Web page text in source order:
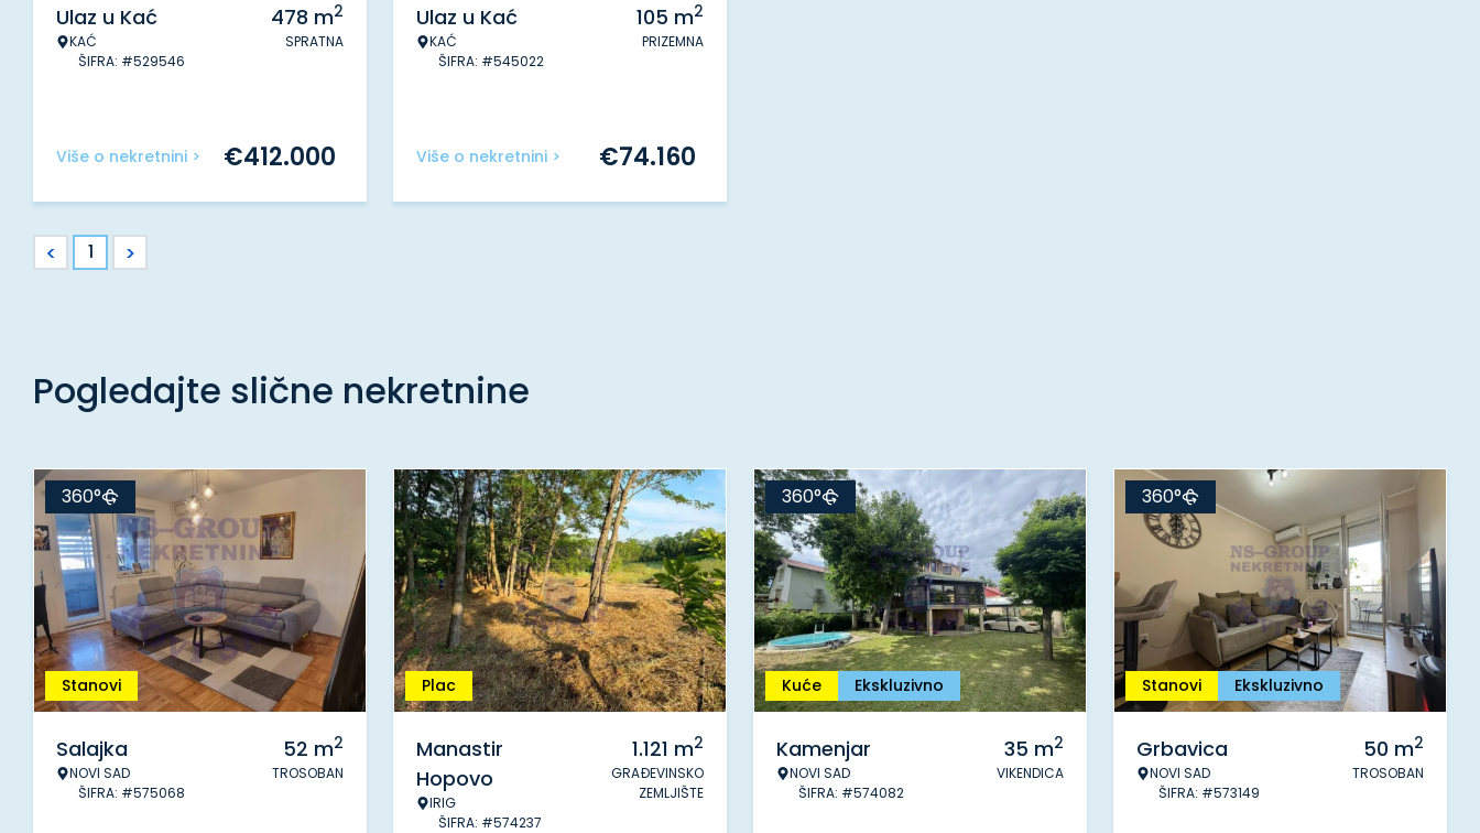
Ulaz u Kać
KAĆ
ŠIFRA: #529546
478 m2
SPRATNA
Više o nekretnini > €412.000
Ulaz u Kać
KAĆ
ŠIFRA: #545022
105 m2
PRIZEMNA
Više o nekretnini > €74.160
< 1 >
Pogledajte slične nekretnine
Stanovi
360°
Salajka
NOVI SAD
ŠIFRA: #575068
52 m2
TROSOBAN
Plac
Manastir
Hopovo
IRIG
ŠIFRA: #574237
1.121 m2
GRAĐEVINSKO
ZEMLJIŠTE
Kuće Ekskluzivno
360°
Kamenjar
NOVI SAD
ŠIFRA: #574082
35 m2
VIKENDICA
Stanovi Ekskluzivno
360°
Grbavica
NOVI SAD
ŠIFRA: #573149
50 m2
TROSOBAN